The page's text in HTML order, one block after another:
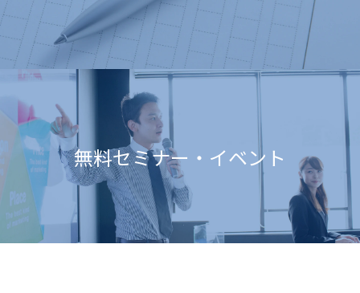
無料セミナー・イベント